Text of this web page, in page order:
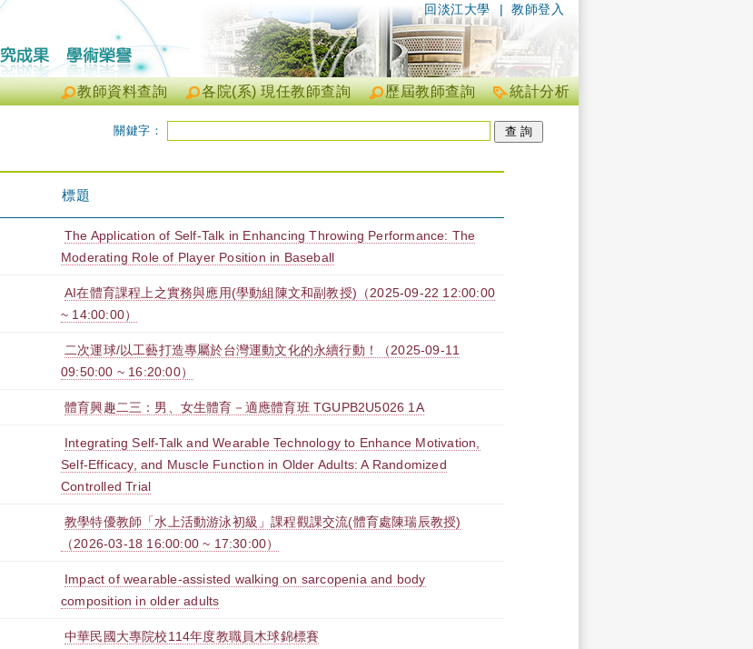
| 教師登入
回淡江大學
統計分析
歷屆教師查詢
各院(系) 現任教師查詢
教師資料查詢
關鍵字：
標題
The Application of Self-Talk in Enhancing Throwing Performance: The
Moderating Role of Player Position in Baseball
AI在體育課程上之實務與應用(學動組陳文和副教授)（2025-09-22 12:00:00
~ 14:00:00）
二次運球/以工藝打造專屬於台灣運動文化的永續行動！（2025-09-11
09:50:00 ~ 16:20:00）
體育興趣二三：男、女生體育－適應體育班 TGUPB2U5026 1A
Integrating Self-Talk and Wearable Technology to Enhance Motivation,
Self-Efficacy, and Muscle Function in Older Adults: A Randomized
Controlled Trial
教學特優教師「水上活動游泳初級」課程觀課交流(體育處陳瑞辰教授)
（2026-03-18 16:00:00 ~ 17:30:00）
Impact of wearable-assisted walking on sarcopenia and body
composition in older adults
中華民國大專院校114年度教職員木球錦標賽